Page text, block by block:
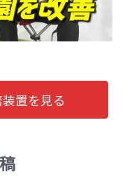
置を見る